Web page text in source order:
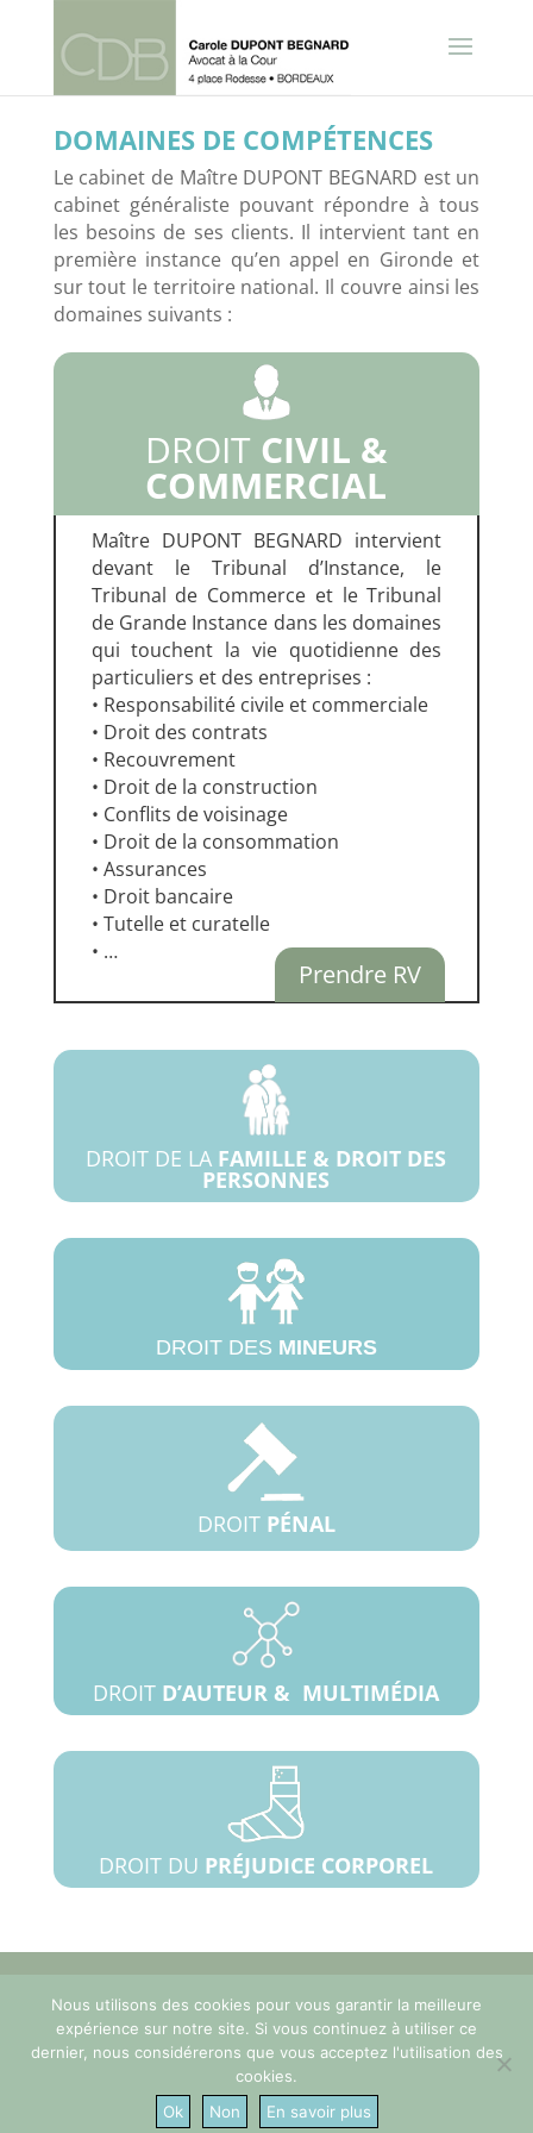
DOMAINES DE COMPÉTENCES
Le cabinet de Maître DUPONT BEGNARD est un
cabinet généraliste pouvant répondre à tous
les besoins de ses clients. Il intervient tant en
première instance qu’en appel en Gironde et
sur tout le territoire national. Il couvre ainsi les
domaines suivants :
DROIT CIVIL &
COMMERCIAL
Maître DUPONT BEGNARD intervient
devant le Tribunal d’Instance, le
Tribunal de Commerce et le Tribunal
de Grande Instance dans les domaines
qui touchent la vie quotidienne des
particuliers et des entreprises :
• Responsabilité civile et commerciale
• Droit des contrats
• Recouvrement
• Droit de la construction
• Conflits de voisinage
• Droit de la consommation
• Assurances
• Droit bancaire
• Tutelle et curatelle
• …
Prendre RV
DROIT DE LA FAMILLE & DROIT DES
PERSONNES
DROIT DES MINEURS
DROITPÉNAL
DROIT D’AUTEUR & MULTIMÉDIA
DROIT DU PRÉJUDICE CORPOREL
Contact |Prendre un rendez-vous
05 57 21 26 75
Maître Carole Dupont Begnard
4 place Rodesse 33000 BORDEAUX
contact@dupontbegnard-avocat.fr
Nous utilisons des cookies pour vous garantir la meilleure
expérience sur notre site. Si vous continuez à utiliser ce
dernier, nous considérerons que vous acceptez l'utilisation des
cookies.
Ok
Non En savoir plus